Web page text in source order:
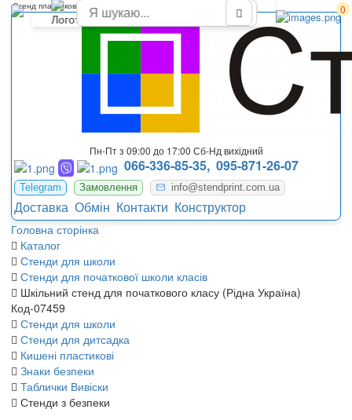
0
Пн-Пт з 09:00 до 17:00 Сб-Нд вихідний
066-336-85-35, 095-871-26-07
Telegram Замовлення info@stendprint.com.ua
Доставка Обмін Контакти Конструктор
Головна сторінка
Каталог
Стенди для школи
Стенди для початкової школи класів
Шкільний стенд для початкового класу (Рідна Україна)
Код-07459
Стенди для школи
Стенди для дитсадка
Кишені пластикові
Знаки безпеки
Таблички Вивіски
Стенди з безпеки
Стенд пластиковий для оформлення початкового класу школи